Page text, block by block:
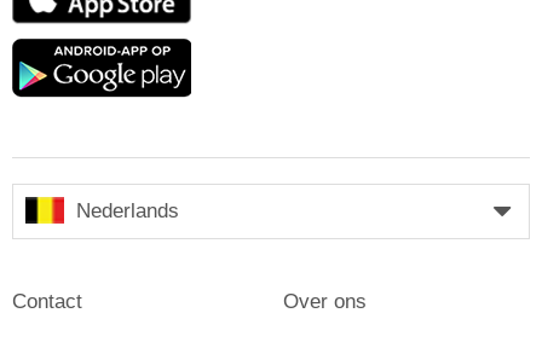
Google
Nederlands
Contact Over ons